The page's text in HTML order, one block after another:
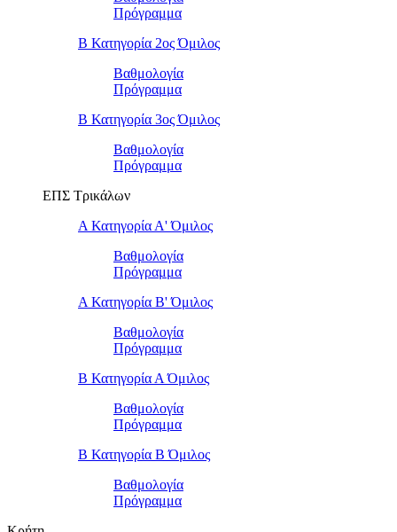
Πρόγραμμα
Β Κατηγορία 2ος Όμιλος
Βαθμολογία
Πρόγραμμα
Β Κατηγορία 3ος Όμιλος
Βαθμολογία
Πρόγραμμα
ΕΠΣ Τρικάλων
Α Κατηγορία Α' Όμιλος
Βαθμολογία
Πρόγραμμα
Α Κατηγορία Β' Όμιλος
Βαθμολογία
Πρόγραμμα
Β Κατηγορία Α Όμιλος
Βαθμολογία
Πρόγραμμα
Β Κατηγορία Β Όμιλος
Βαθμολογία
Πρόγραμμα